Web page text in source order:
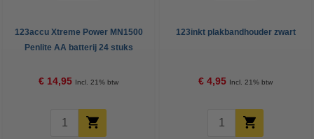
123accu Xtreme Power MN1500
Penlite AA batterij 24 stuks
€ 14,95 Incl. 21% btw
123inkt plakbandhouder zwart
€ 4,95 Incl. 21% btw